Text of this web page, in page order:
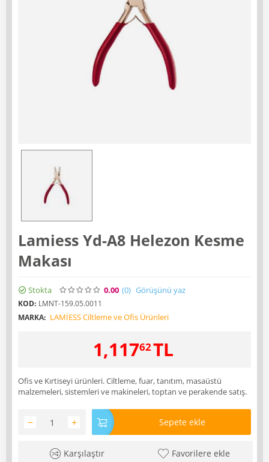
Lamiess Yd-A8 Helezon Kesme
Makası
Stokta 0.00 (0) Görüşünü yaz
KOD: LMNT-159.05.0011
MARKA: LAMİESS Ciltleme ve Ofis Ürünleri
1,11762TL
Ofis ve Kırtiseyi ürünleri. Ciltleme, fuar, tanıtım, masaüstü
malzemeleri, sistemleri ve makineleri, toptan ve perakende satış.
+
− Sepete ekle
Karşılaştır Favorilere ekle